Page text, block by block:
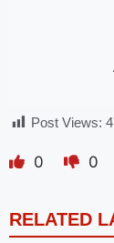
Post Views:
0 0
RELATED